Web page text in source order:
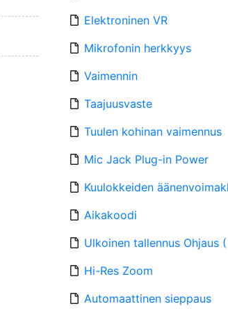
Elektroninen VR
Mikrofonin herkkyys
Vaimennin
Taajuusvaste
Tuulen kohinan vaimennus
Mic Jack Plug-in Power
Kuulokkeiden
Aikakoodi
Ulkoinen tallennus Ohjaus
Hi-Res Zoom
Automaattinen sieppaus